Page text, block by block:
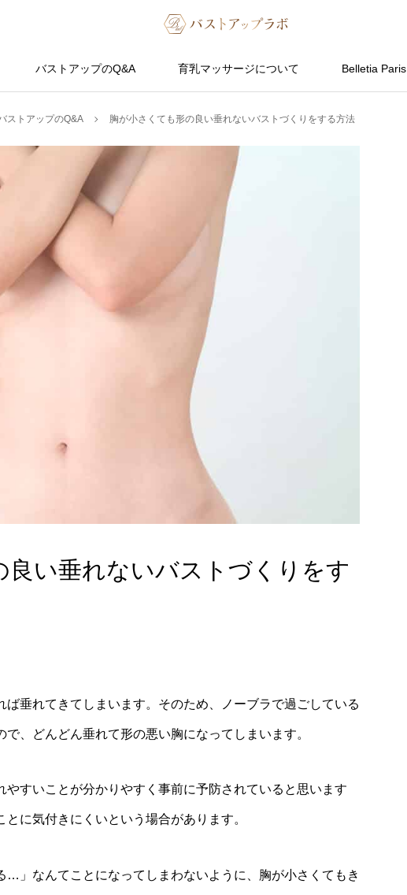
バストアップのQ&A 育乳マッサージについて Belletia Paris
ストアップのQ&A 胸が小さくても形の良い垂れないバストづくりをする方法
良い垂れないバストづくりをす
ば垂れてきてしまいます。そのため、ノーブラで過ごしている
、どんどん垂れて形の悪い胸になってしまいます。
やすいことが分かりやすく事前に予防されていると思います
に気付きにくいという場合があります。
…」なんてことになってしまわないように、胸が小さくてもき